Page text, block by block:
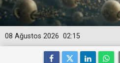
02:15
08 Ağustos 2026